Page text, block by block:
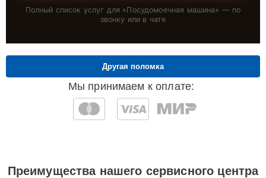
Полный список услуг для «Посудомоечная машина» — по
звонку или в чате
Мы принимаем к оплате:
Другая поломка
Преимущества нашего сервисного центра